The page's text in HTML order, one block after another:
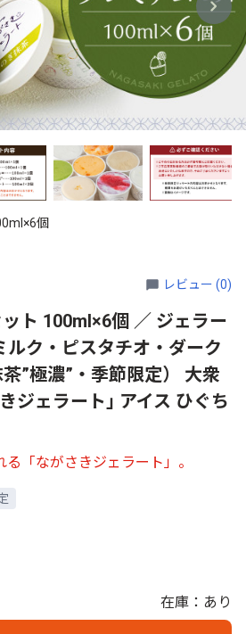
個
レビュー (0)
ト 100ml×6個 ／ ジェラー
ルク・ピスタチオ・ダーク
”極濃”・季節限定） 大衆
ジェラート｣ アイス ひぐち
「ながさきジェラート」。
在庫：あり